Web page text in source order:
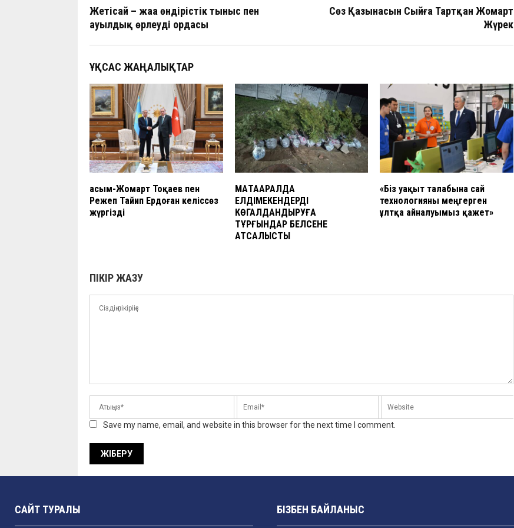
b
o
o
k
s
A
p
p
gr
a
m
h
dI
в
ть
Жетісай – жаңа өндірістік тыныс пен
ауылдық өрлеудің ордасы
Сөз Қазынасын Сыйға Тартқан Жомарт
Жүрек
ҰҚСАС ЖАҢАЛЫҚТАР
Қасым-Жомарт Тоқаев пен
Режеп Тайип Ердоған келіссөз
жүргізді
МАҚТААРАЛДА
ЕЛДІМЕКЕНДЕРДІ
КӨГАЛДАНДЫРУҒА
ТҰРҒЫНДАР БЕЛСЕНЕ
АТСАЛЫСТЫ
«Біз уақыт талабына сай
технологияны меңгерген
ұлтқа айналуымыз қажет»
ПІКІР ЖАЗУ
Save my name, email, and website in this browser for the next time I comment.
САЙТ ТУРАЛЫ БІЗБЕН БАЙЛАНЫС